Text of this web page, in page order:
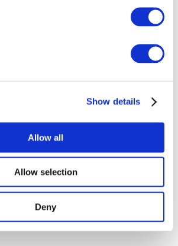
Show details
Allow all
Allow selection
Deny
Subgenre